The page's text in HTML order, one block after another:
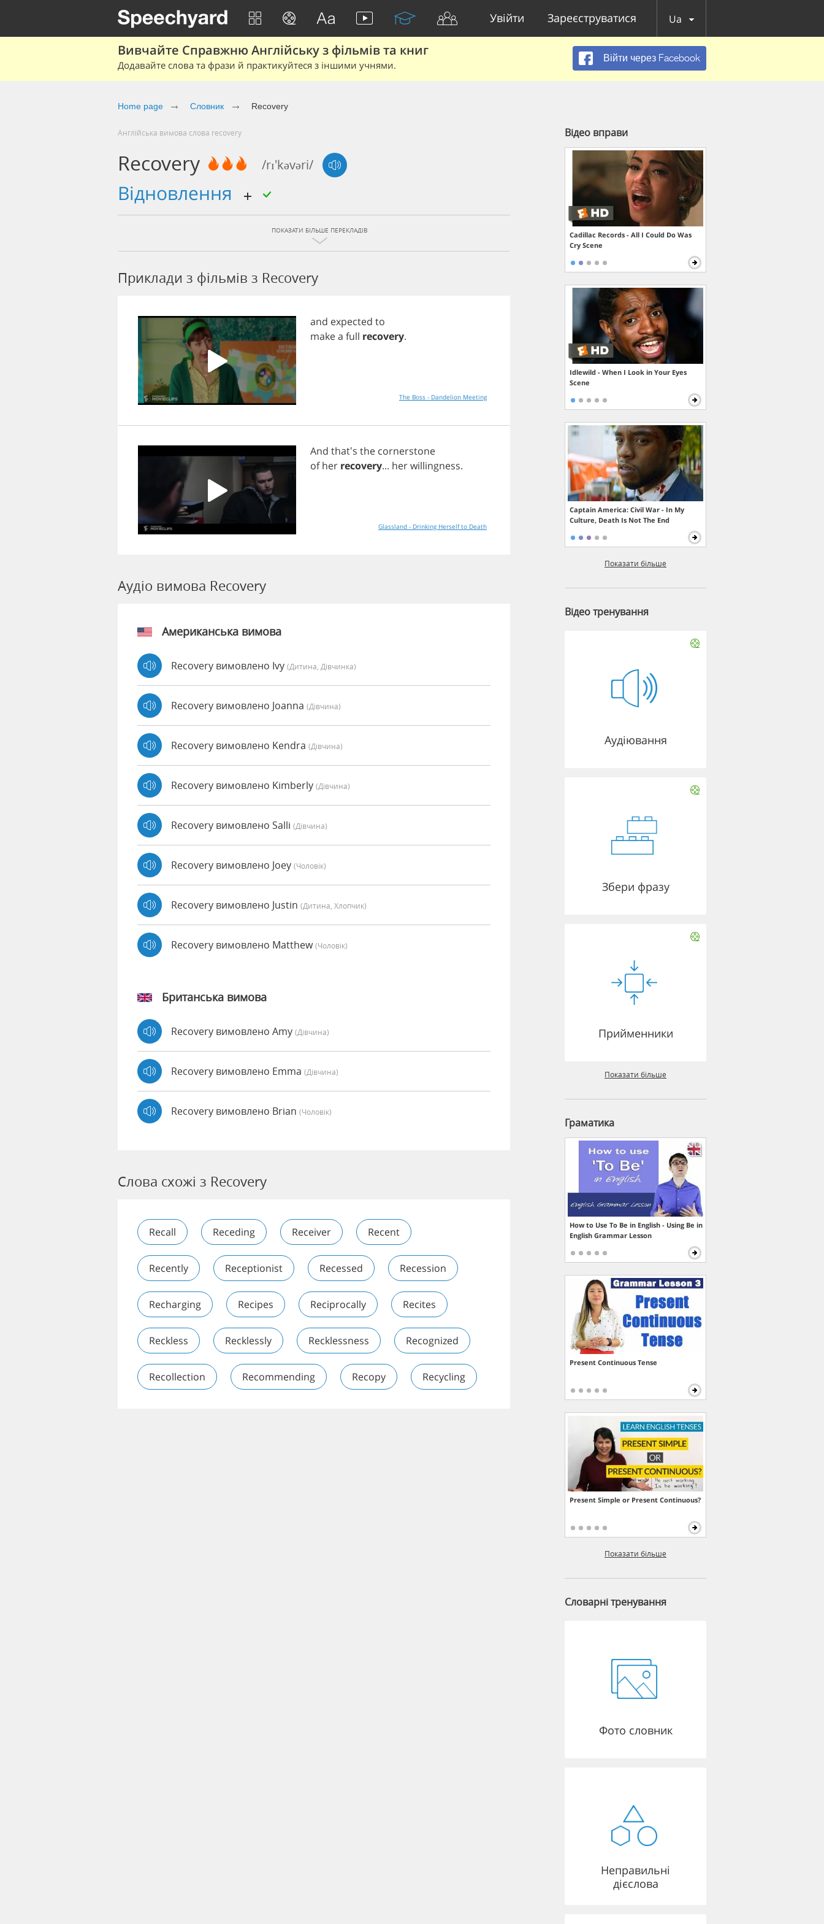
Увійти Зареєструватися Ua
Вивчайте Справжню Англійську з фільмів та книг
Додавайте слова та фрази й практикуйтеся з іншими учнями.
Війти через Facebook
Home page Cловник Recovery
Англійська вимова слова recovery
Recovery /rɪ'kəvəri/
відновлення
ПОКАЗАТИ БІЛЬШЕ ПЕРЕКЛАДІВ
Приклади з фільмів з Recovery
and expected to
makea full recovery.
The Boss - Dandelion Meeting
And that's the cornerstone
of her recovery... herwillingness.
Glassland - Drinking Herself to Death
Аудіо вимова Recovery
Американська вимова
Recovery вимовлено Ivy (дитина, Дівчинка)
Recovery вимовлено Joanna (дівчина)
Recovery вимовлено Kendra (дівчина)
Recovery вимовлено Kimberly (дівчина)
Recovery вимовлено Salli (дівчина)
Recovery вимовлено Joey (чоловік)
Recovery вимовлено Justin (дитина, Хлопчик)
Recovery вимовлено Matthew(чоловік)
Британська вимова
Recovery вимовлено Amy (дівчина)
Recovery вимовлено Emma (дівчина)
Recovery вимовлено Brian (чоловік)
Слова схожі з Recovery
Recall Receding Receiver Recent
Recently Receptionist Recessed Recession
Recharging Recipes Reciprocally Recites
Reckless Recklessly Recklessness Recognized
Recollection Recommending Recopy Recycling
Відео вправи
Cadillac Records - All I Could Do Was
Cry Scene
Idlewild - When I Look in Your Eyes
Scene
Captain America: Civil War - In My
Culture, Death Is Not The End
Показати більше
Відео тренування
Аудіювання
Збери фразу
Прийменники
Показати більше
Граматика
How to Use To Be in English - Using Be in
English Grammar Lesson
Present Continuous Tense
Present Simple or Present Continuous?
Показати більше
Словарні тренування
Фото словник
Неправильні
дієслова